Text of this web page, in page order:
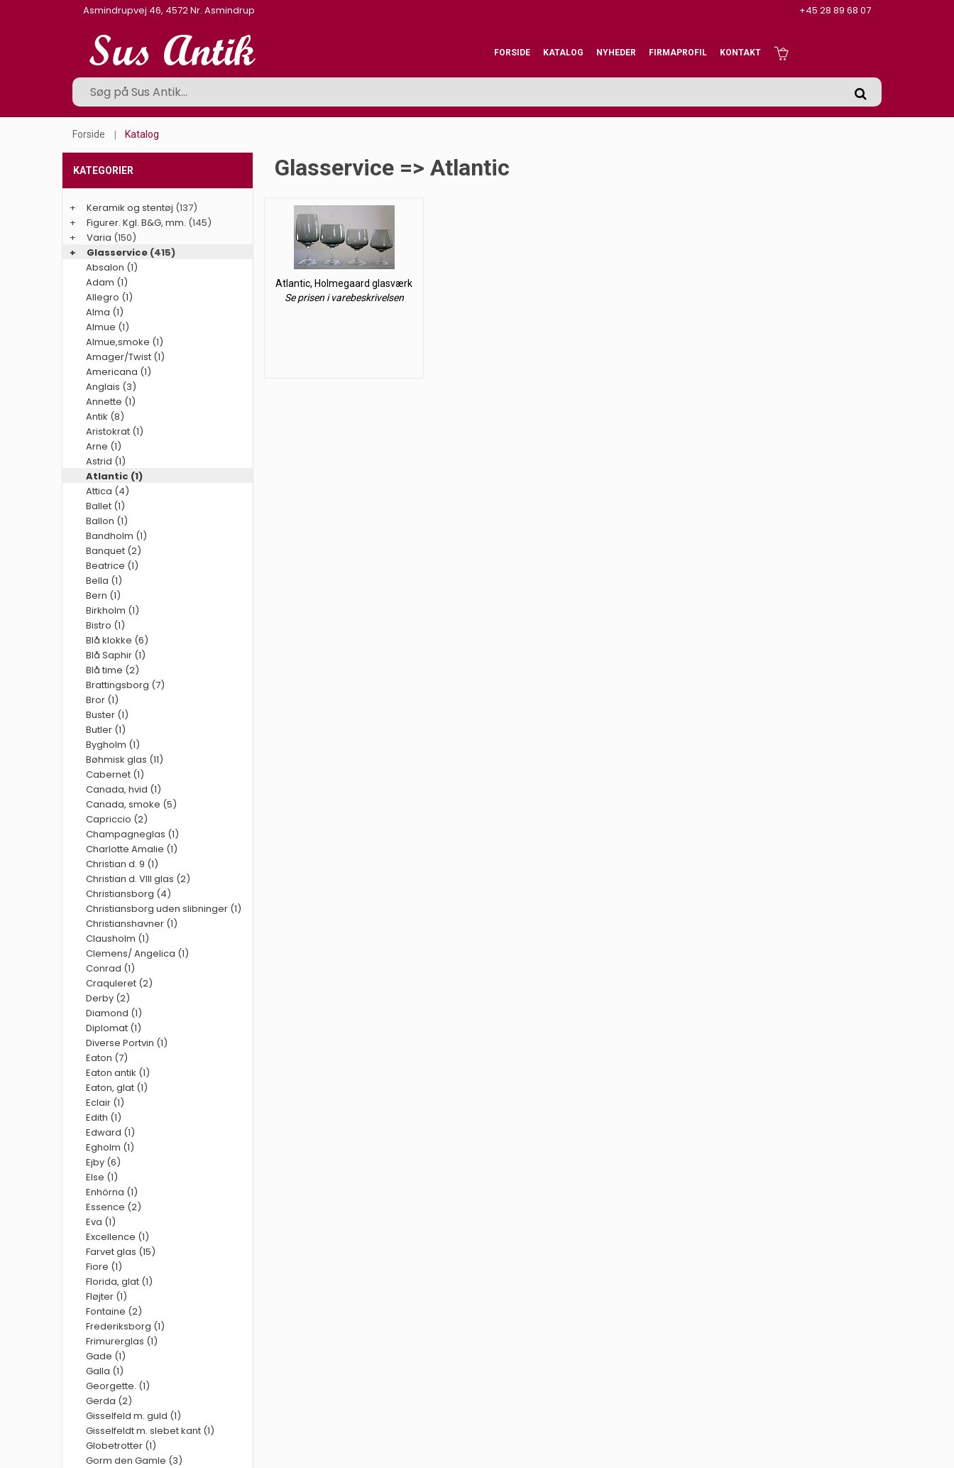
Asmindrupvej 46, 4572 Nr. Asmindrup +45 28 89 68 07
FORSIDE KATALOG NYHEDER FIRMAPROFIL KONTAKT
Forside Katalog
Glasservice => Atlantic
Atlantic, Holmegaard glasværk
Se prisen i varebeskrivelsen
KATEGORIER
+ Keramik og stentøj (137)
+
Figurer. Kgl. B&G, mm. (145)
+
Varia (150)
+
Glasservice (415)
Absalon (1)
Adam (1)
Allegro (1)
Alma (1)
Almue (1)
Almue,smoke (1)
Amager/Twist (1)
Americana (1)
Anglais (3)
Annette (1)
Antik (8)
Aristokrat (1)
Arne (1)
Astrid (1)
Atlantic (1)
Attica (4)
Ballet (1)
Ballon (1)
Bandholm (1)
Banquet (2)
Beatrice (1)
Bella (1)
Bern (1)
Birkholm (1)
Bistro (1)
Blå klokke (6)
Blå Saphir (1)
Blå time (2)
Brattingsborg (7)
Bror (1)
Buster (1)
Butler (1)
Bygholm (1)
Bøhmisk glas (11)
Cabernet (1)
Canada, hvid (1)
Canada, smoke (5)
Capriccio (2)
Champagneglas (1)
Charlotte Amalie (1)
Christian d. 9 (1)
Christian d. VIII glas (2)
Christiansborg (4)
Christiansborg uden slibninger (1)
Christianshavner (1)
Clausholm (1)
Clemens/ Angelica (1)
Conrad (1)
Craquleret (2)
Derby (2)
Diamond (1)
Diplomat (1)
Diverse Portvin (1)
Eaton (7)
Eaton antik (1)
Eaton, glat (1)
Eclair (1)
Edith (1)
Edward (1)
Egholm (1)
Ejby (6)
Else (1)
Enhörna (1)
Essence (2)
Eva (1)
Excellence (1)
Farvet glas (15)
Fiore (1)
Florida, glat (1)
Fløjter (1)
Fontaine (2)
Frederiksborg (1)
Frimurerglas (1)
Gade (1)
Galla (1)
Georgette. (1)
Gerda (2)
Gisselfeld m. guld (1)
Gisselfeldt m. slebet kant (1)
Globetrotter (1)
Gorm den Gamle (3)